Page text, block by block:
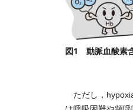
図1 動脈血酸素
ただし，